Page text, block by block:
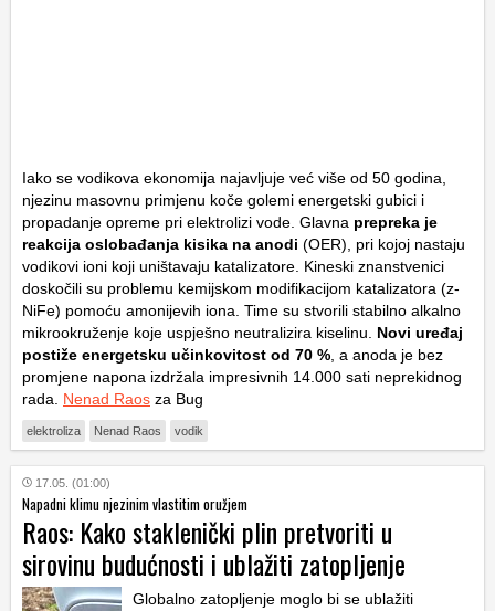
Iako se vodikova ekonomija najavljuje već više od 50 godina,
njezinu masovnu primjenu koče golemi energetski gubici i
propadanje opreme pri elektrolizi vode. Glavna prepreka je
reakcija oslobađanja kisika na anodi (OER), pri kojoj nastaju
vodikovi ioni koji uništavaju katalizatore. Kineski znanstvenici
doskočili su problemu kemijskom modifikacijom katalizatora (z-
NiFe) pomoću amonijevih iona. Time su stvorili stabilno alkalno
mikrookruženje koje uspješno neutralizira kiselinu. Novi uređaj
postiže energetsku učinkovitost od 70 %, a anoda je bez
promjene napona izdržala impresivnih 14.000 sati neprekidnog
rada. Nenad Raos za Bug
elektroliza Nenad Raos vodik
17.05. (01:00)
Napadni klimu njezinim vlastitim oružjem
Raos: Kako staklenički plin pretvoriti u
sirovinu budućnosti i ublažiti zatopljenje
Globalno zatopljenje moglo bi se ublažiti